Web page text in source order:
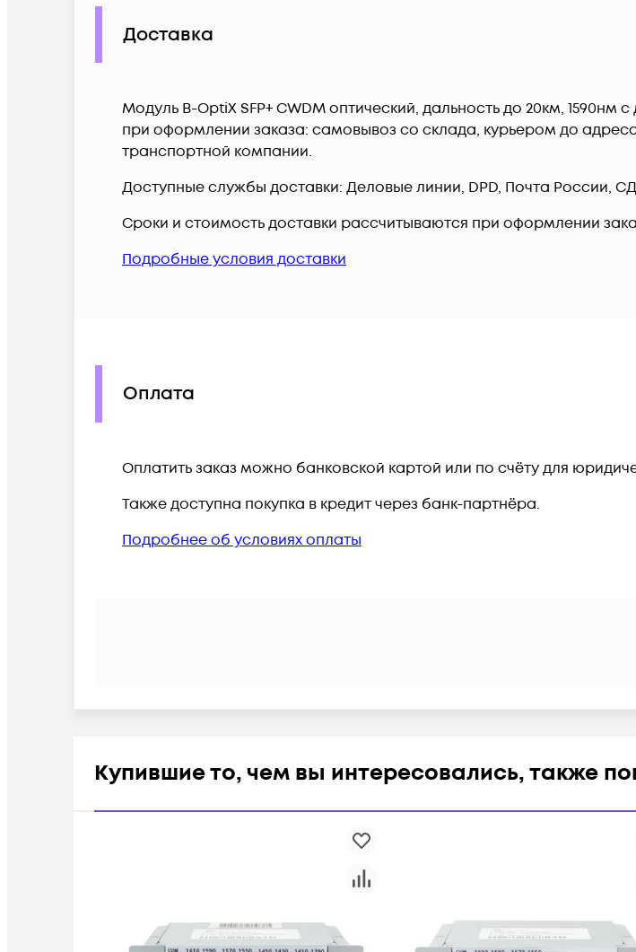
Доставка
Модуль B-OptiX SFP+ CWDM оптический, дальность до 20км,
при оформлении заказа: самовывоз со склада, курьером до
транспортной компании.
Доступные службы доставки: Деловые линии, DPD, Почта России,
Сроки и стоимость доставки рассчитываются при оформлении
Подробные условия доставки
Оплата
Оплатить заказ можно банковской картой или по счёту для
Также доступна покупка в кредит через банк-партнёра.
Подробнее об условиях оплаты
Купившие то, чем вы интересовались, также